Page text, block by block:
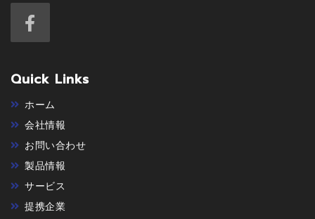
Quick Links
ホーム
会社情報
お問い合わせ
製品情報
サービス
提携企業